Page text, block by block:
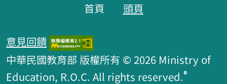
首頁 頭頁
意見回饋
中華民國教育部 版權所有 © 2026 Ministry of
Education, R.O.C. All rights reserved.®